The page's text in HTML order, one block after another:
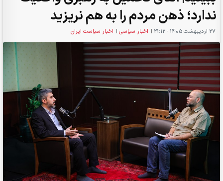
ندارد؛ ذهن مردم را به هم نریزید
27 ارديبهشت 1405 - 21:12 | اخبار سیاسی | اخبار سیاست ایران